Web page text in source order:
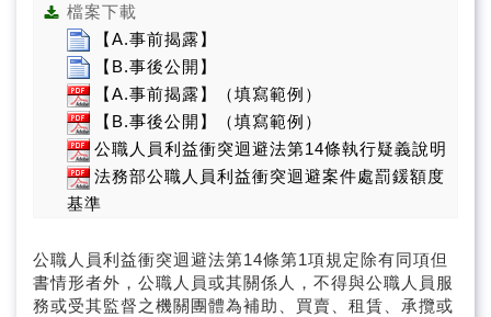
檔案下載
【A.事前揭露】
【B.事後公開】
【A.事前揭露】（填寫範例）
【B.事後公開】（填寫範例）
公職人員利益衝突迴避法第14條執行疑義說明
法務部公職人員利益衝突迴避案件處罰鍰額度
基準
公職人員利益衝突迴避法第14條第1項規定除有同項但
書情形者外，公職人員或其關係人，不得與公職人員服
務或受其監督之機關團體為補助、買賣、租賃、承攬或